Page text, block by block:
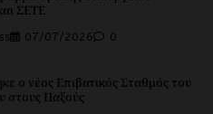
ΣΕΤΕ
07/07/2026 0
ο νέος Επιβατικός Σταθμός του
στους Παξούς